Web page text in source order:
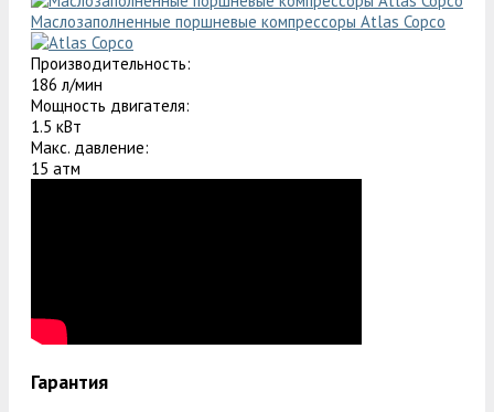
Маслозаполненные поршневые компрессоры Atlas Copco
Производительность:
186 л/мин
Мощность двигателя:
1.5 кВт
Макс. давление:
15 атм
Гарантия